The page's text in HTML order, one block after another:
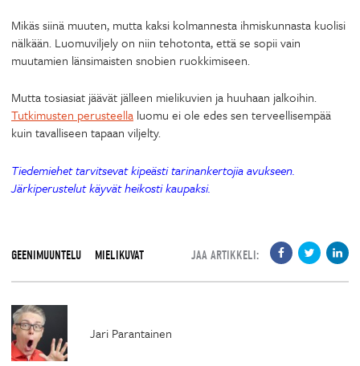
Mikäs siinä muuten, mutta kaksi kolmannesta ihmiskunnasta kuolisi
nälkään. Luomuviljely on niin tehotonta, että se sopii vain
muutamien länsimaisten snobien ruokkimiseen.
Mutta tosiasiat jäävät jälleen mielikuvien ja huuhaan jalkoihin.
Tutkimusten perusteella luomu ei ole edes sen terveellisempää
kuin tavalliseen tapaan viljelty.
Tiedemiehet tarvitsevat kipeästi tarinankertojia avukseen.
Järkiperustelut käyvät heikosti kaupaksi.
GEENIMUUNTELU MIELIKUVAT JAA ARTIKKELI:
Jari Parantainen